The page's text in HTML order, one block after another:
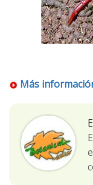
Más